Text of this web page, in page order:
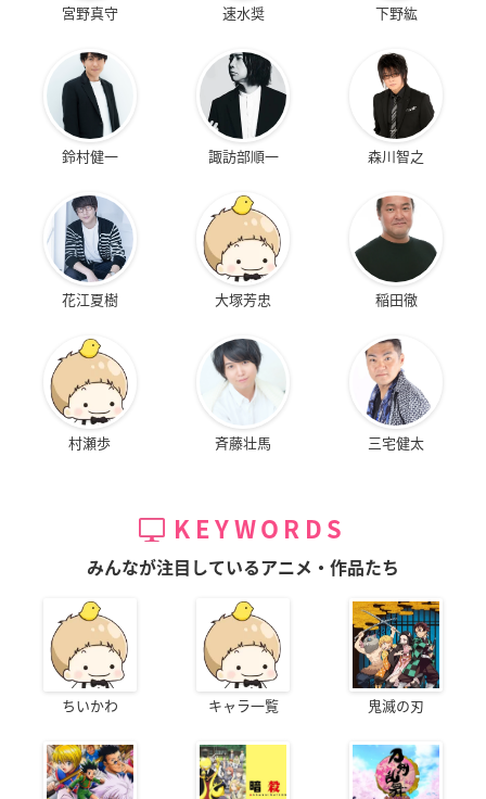
宮野真守 速水奨 下野紘
鈴村健一 諏訪部順一 森川智之
花江夏樹 大塚芳忠 稲田徹
村瀬歩 斉藤壮馬 三宅健太
KEYWORDS
みんなが注目しているアニメ・作品たち
ちいかわ キャラ一覧 鬼滅の刃